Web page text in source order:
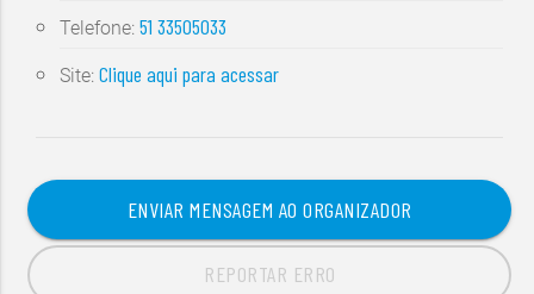
Telefone:51 33505033
Site:Clique aqui para acessar
ENVIAR MENSAGEM AO ORGANIZADOR
REPORTAR ERRO